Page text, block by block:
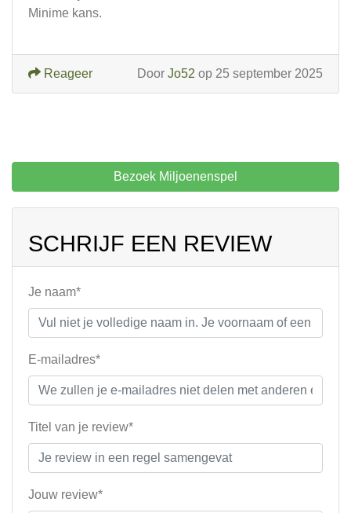
Minime kans.
Door Jo52 op 25 september 2025
Reageer
Bezoek Miljoenenspel
SCHRIJF EEN REVIEW
Je naam*
E-mailadres*
Titel van je review*
Jouw review*